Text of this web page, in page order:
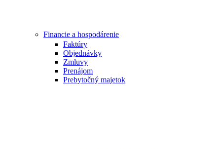
Financie a hospodárenie
Faktúry
Objednávky
Zmluvy
Prenájom
Prebytočný majetok